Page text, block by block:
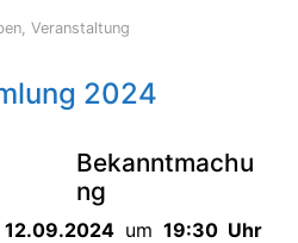
,Veranstaltung
2024
Bekanntmachu
ng
12.09.2024 um 19:30 Uhr